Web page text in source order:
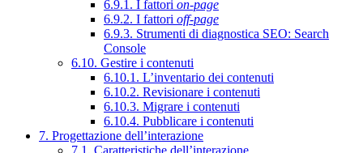
6.9.1. I fattori on-page
6.9.2. I fattori off-page
6.9.3. Strumenti di diagnostica SEO: Search
Console
6.10. Gestire i contenuti
6.10.1. L’inventario dei contenuti
6.10.2. Revisionare i contenuti
6.10.3. Migrare i contenuti
6.10.4. Pubblicare i contenuti
7. Progettazione dell’interazione
7.1. Caratteristiche dell’interazione